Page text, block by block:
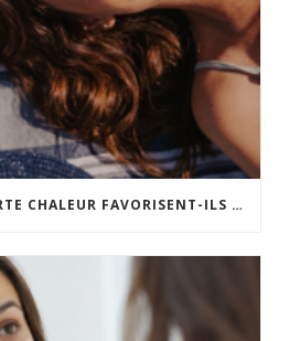
LES ÉPISODES DE FORTE CHALEUR FAVORISENT-ILS LE VIEILLISSEMENT CUTANÉ ?